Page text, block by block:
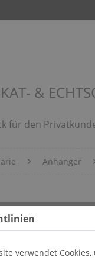
&
für den
Anhänger
verwendet